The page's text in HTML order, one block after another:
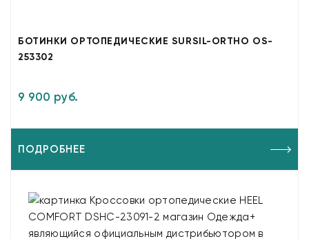
БОТИНКИ ОРТОПЕДИЧЕСКИЕ SURSIL-ORTHO OS-
253302
9 900 руб.
ПОДРОБНЕЕ